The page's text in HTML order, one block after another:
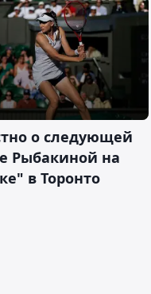
о следующей
Рыбакиной на
в Торонто